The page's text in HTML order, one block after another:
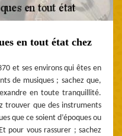
en tout état chez
et ses environs qui êtes en
de musiques ; sachez que,
en toute tranquillité.
trouver que des instruments
que ce soient d’époques ou
pour vous rassurer ; sachez